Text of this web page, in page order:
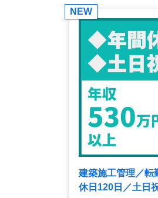
NEW
建築施工管理／転
休日120日／土日